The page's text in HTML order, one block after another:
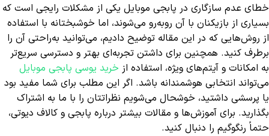
خطای عدم سازگاری در پابجی موبایل یکی از مشکلات رایجی است که
بسیاری از بازیکنان با آن روبه‌رو می‌شوند، اما خوشبختانه با استفاده
از روش‌هایی که در این مقاله توضیح دادیم، می‌توانید به‌راحتی آن را
برطرف کنید. همچنین برای داشتن تجربه‌ای بهتر و دسترسی سریع‌تر
به امکانات و آیتم‌های ویژه، استفاده از خرید یوسی پابجی موبایل
می‌تواند انتخابی هوشمندانه باشد. اگر این مطلب برای شما مفید بود
یا پرسشی داشتید، خوشحال می‌شویم نظراتتان را با ما به اشتراک
بگذارید. برای آموزش‌ها و مقالات بیشتر درباره پابجی و کالاف دیوتی،
حتماً رنگوگیم را دنبال کنید.